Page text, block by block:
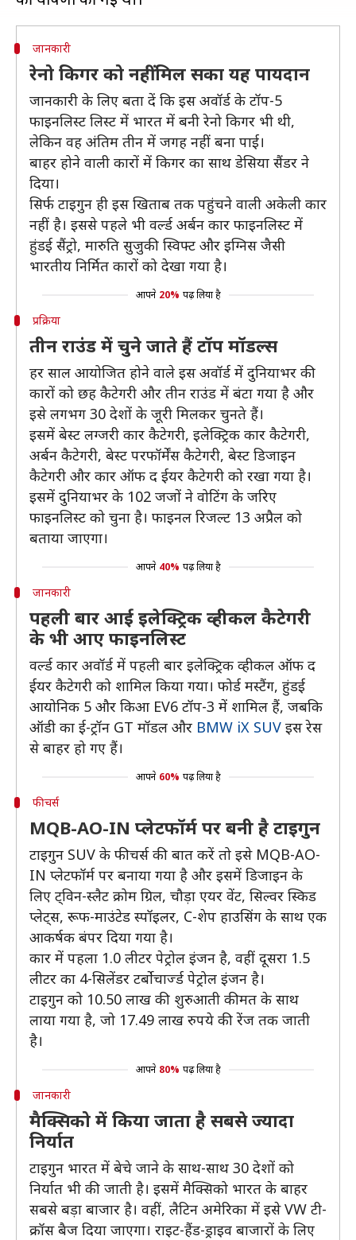
जानकारी
रेनो किगर को नहीं मिल सका यह पायदान
जानकारी के लिए बता दें कि इस अवॉर्ड के टॉप-5
फाइनलिस्ट लिस्ट में भारत में बनी रेनो किगर भी थी,
लेकिन वह अंतिम तीन में जगह नहीं बना पाई।
बाहर होने वाली कारों में किगर का साथ डेसिया सैंडर ने
दिया।
सिर्फ टाइगुन ही इस खिताब तक पहुंचने वाली अकेली कार
नहीं है। इससे पहले भी वर्ल्ड अर्बन कार फाइनलिस्ट में
हुंडई सैंट्रो, मारुति सुजुकी स्विफ्ट और इग्निस जैसी
भारतीय निर्मित कारों को देखा गया है।
आपने 20% पढ़ लिया है
प्रक्रिया
तीन राउंड में चुने जाते हैं टॉप मॉडल्स
हर साल आयोजित होने वाले इस अवॉर्ड में दुनियाभर की
कारों को छह कैटेगरी और तीन राउंड में बंटा गया है और
इसे लगभग 30 देशों के जूरी मिलकर चुनते हैं।
इसमें बेस्ट लग्जरी कार कैटेगरी, इलेक्ट्रिक कार कैटेगरी,
अर्बन कैटेगरी, बेस्ट परफॉर्मेंस कैटेगरी, बेस्ट डिजाइन
कैटेगरी और कार ऑफ द ईयर कैटेगरी को रखा गया है।
इसमें दुनियाभर के 102 जजों ने वोटिंग के जरिए
फाइनलिस्ट को चुना है। फाइनल रिजल्ट 13 अप्रैल को
बताया जाएगा।
आपने 40% पढ़ लिया है
जानकारी
पहली बार आई इलेक्ट्रिक व्हीकल कैटेगरी
के भी आए फाइनलिस्ट
वर्ल्ड कार अवॉर्ड में पहली बार इलेक्ट्रिक व्हीकल ऑफ द
ईयर कैटेगरी को शामिल किया गया। फोर्ड मस्टैंग, हुंडई
आयोनिक 5 और किआ EV6 टॉप-3 में शामिल हैं, जबकि
ऑडी का ई-ट्रॉन GT मॉडल और BMW iX SUV इस रेस
से बाहर हो गए हैं।
आपने 60% पढ़ लिया है
फीचर्स
MQB-AO-IN प्लेटफॉर्म पर बनी है टाइगुन
टाइगुन SUV के फीचर्स की बात करें तो इसे MQB-AO-
IN प्लेटफॉर्म पर बनाया गया है और इसमें डिजाइन के
लिए ट्विन-स्लैट क्रोम ग्रिल, चौड़ा एयर वेंट, सिल्वर स्किड
प्लेट्स, रूफ-माउंटेड स्पॉइलर, C-शेप हाउसिंग के साथ एक
आकर्षक बंपर दिया गया है।
कार में पहला 1.0 लीटर पेट्रोल इंजन है, वहीं दूसरा 1.5
लीटर का 4-सिलेंडर टर्बोचार्ज्ड पेट्रोल इंजन है।
टाइगुन को 10.50 लाख की शुरुआती कीमत के साथ
लाया गया है, जो 17.49 लाख रुपये की रेंज तक जाती
है।
आपने 80% पढ़ लिया है
जानकारी
मैक्सिको में किया जाता है सबसे ज्यादा
निर्यात
टाइगुन भारत में बेचे जाने के साथ-साथ 30 देशों को
निर्यात भी की जाती है। इसमें मैक्सिको भारत के बाहर
सबसे बड़ा बाजार है। वहीं, लैटिन अमेरिका में इसे VW टी-
क्रॉस बैज दिया जाएगा। राइट-हैंड-ड्राइव बाजारों के लिए